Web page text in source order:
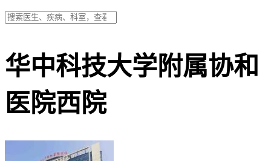
华中科技大学附属协和
医院西院